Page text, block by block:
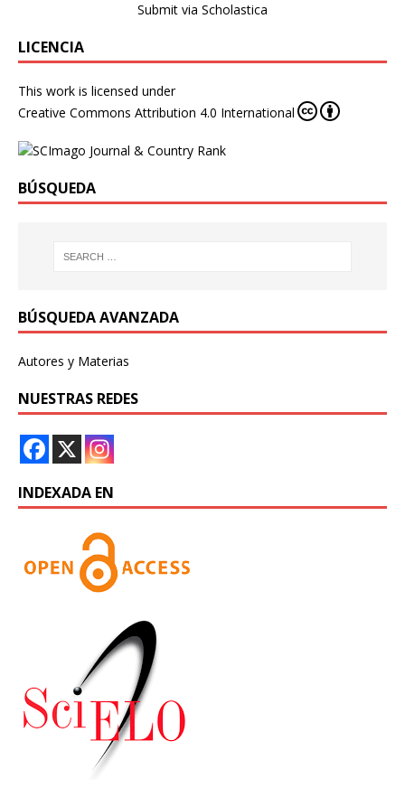
Submit via Scholastica
LICENCIA
This work is licensed under
Creative Commons Attribution 4.0 International
BÚSQUEDA
BÚSQUEDA AVANZADA
Autores y Materias
NUESTRAS REDES
INDEXADA EN